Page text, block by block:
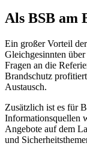
Als BSB am
Ein großer Vorteil
Gleichgesinnten
Fragen an die
Brandschutz
Austausch.
Zusätzlich ist es für
Informationsquellen
Angebote auf dem
und